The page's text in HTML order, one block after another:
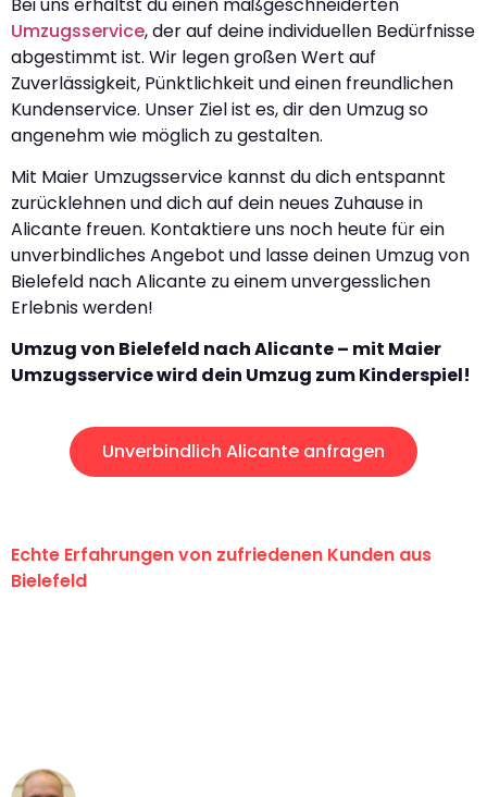
Umzugsservice, der auf deine individuellen Bedürfnisse
abgestimmt ist. Wir legen großen Wert auf
Zuverlässigkeit, Pünktlichkeit und einen freundlichen
Kundenservice. Unser Ziel ist es, dir den Umzug so
angenehm wie möglich zu gestalten.
Mit Maier Umzugsservice kannst du dich entspannt
zurücklehnen und dich auf dein neues Zuhause in
Alicante freuen. Kontaktiere uns noch heute für ein
unverbindliches Angebot und lasse deinen Umzug von
Bielefeld nach Alicante zu einem unvergesslichen
Erlebnis werden!
Umzug von Bielefeld nach Alicante – mit Maier
Umzugsservice wird dein Umzug zum Kinderspiel!
Unverbindlich Alicante anfragen
Echte Erfahrungen von zufriedenen Kunden aus
Bielefeld